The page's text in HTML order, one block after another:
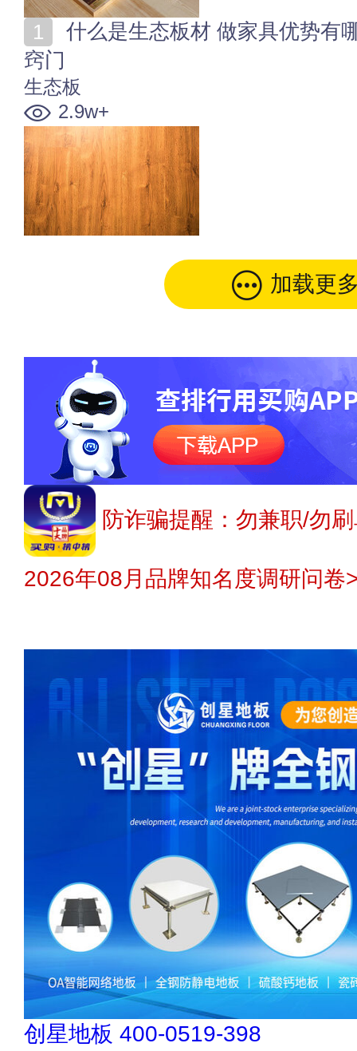
窍门
生态板
2.9w+
加载更
防诈骗提醒：勿兼职/勿
2026年08月品牌知名度调研问卷
松乐SOLOR 400-111-7899